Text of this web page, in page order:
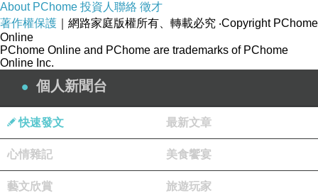
About PChome 投資人聯絡 徵才
著作權保護 ｜網路家庭版權所有、轉載必究 ‧Copyright PChome
Online
PChome Online and PChome are trademarks of PChome
Online Inc.
個人新聞台
快速發文 最新文章
心情雜記 美食饗宴
藝文欣賞 旅遊玩家